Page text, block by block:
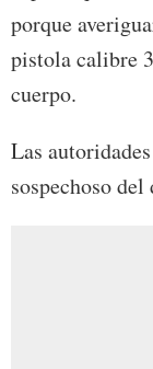
porque
pistola calibre
cuerpo.
Las
sospechoso